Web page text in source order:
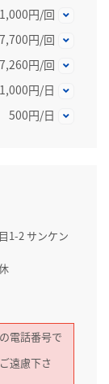
円/回
7,700円/回
7,260円/回
1,000円/日
500円/日
1-2 サンケン
電話番号で
遠慮下さ